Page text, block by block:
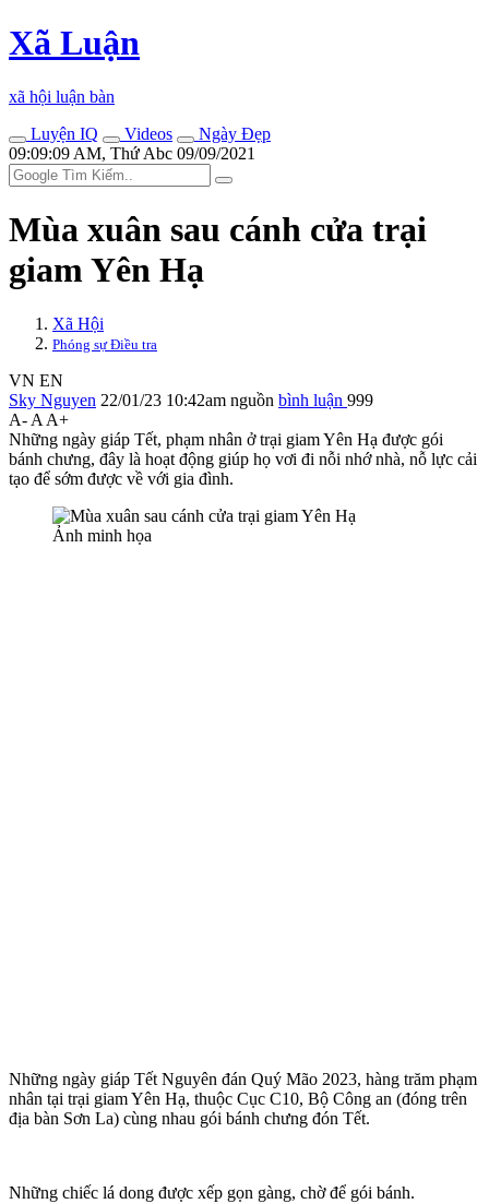
Xã Luận
xã hội luận bàn
Luyện IQ
Videos
Ngày Đẹp
09:09:09 AM, Thứ Abc 09/09/2021
Mùa xuân sau cánh cửa trại
giam Yên Hạ
Xã Hội
Phóng sự Điều tra
VN EN
Sky Nguyen 22/01/23 10:42am nguồn bình luận 999
A- A A+
Những ngày giáp Tết, phạm nhân ở trại giam Yên Hạ được gói
bánh chưng, đây là hoạt động giúp họ vơi đi nỗi nhớ nhà, nỗ lực cải
tạo để sớm được về với gia đình.
Ảnh minh họa
Những ngày giáp Tết Nguyên đán Quý Mão 2023, hàng trăm phạm
nhân tại trại giam Yên Hạ, thuộc Cục C10, Bộ Công an (đóng trên
địa bàn Sơn La) cùng nhau gói bánh chưng đón Tết.
Những chiếc lá dong được xếp gọn gàng, chờ để gói bánh.